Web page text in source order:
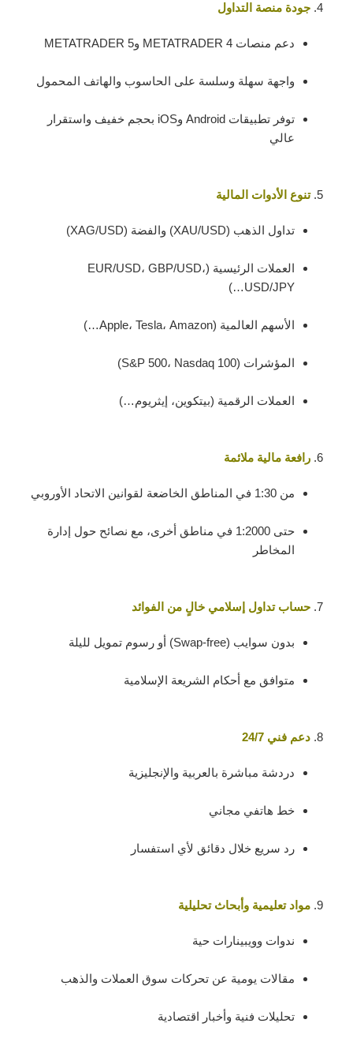
جودة منصة التداول
دعم منصات METATRADER 4 وMETATRADER 5
واجهة سهلة وسلسة على الحاسوب والهاتف المحمول
توفر تطبيقات Android وiOS بحجم خفيف واستقرار
عالي
تنوع الأدوات المالية
تداول الذهب (XAU/USD) والفضة (XAG/USD)
العملات الرئيسية (EUR/USD، GBP/USD،
USD/JPY…)
الأسهم العالمية (Apple، Tesla، Amazon…)
المؤشرات (S&P 500، Nasdaq 100)
العملات الرقمية (بيتكوين، إيثريوم…)
رافعة مالية ملائمة
من 1:30 في المناطق الخاضعة لقوانين الاتحاد الأوروبي
حتى 1:2000 في مناطق أخرى، مع نصائح حول إدارة
المخاطر
حساب تداول إسلامي خالٍ من الفوائد
بدون سوايب (Swap-free) أو رسوم تمويل لليلة
متوافق مع أحكام الشريعة الإسلامية
دعم فني 24/7
دردشة مباشرة بالعربية والإنجليزية
خط هاتفي مجاني
رد سريع خلال دقائق لأي استفسار
مواد تعليمية وأبحاث تحليلية
ندوات وويبينارات حية
مقالات يومية عن تحركات سوق العملات والذهب
تحليلات فنية وأخبار اقتصادية